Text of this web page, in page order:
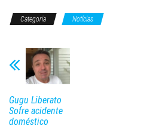
Categoria Notícias
Gugu Liberato
Sofre acidente
doméstico